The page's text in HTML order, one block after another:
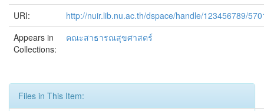
URI:
http://nuir.lib.nu.ac.th/dspace/handle/123456789/
Appears in
Collections:
คณะสาธารณสุขศาสตร์
Files in This Item: